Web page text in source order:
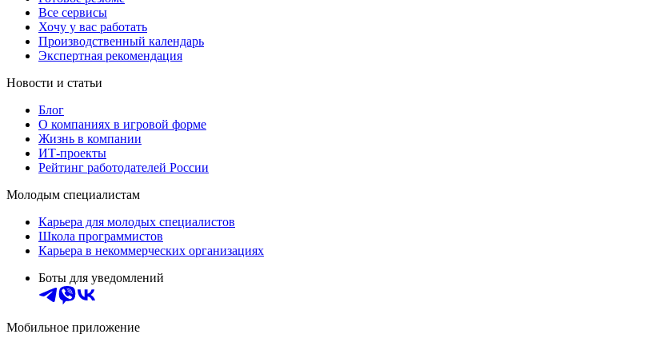
Все сервисы
Хочу у вас работать
Производственный календарь
Экспертная рекомендация
Новости и статьи
Блог
О компаниях в игровой форме
Жизнь в компании
ИТ-проекты
Рейтинг работодателей России
Молодым специалистам
Карьера для молодых специалистов
Школа программистов
Карьера в некоммерческих организациях
Боты для уведомлений
Мобильное приложение